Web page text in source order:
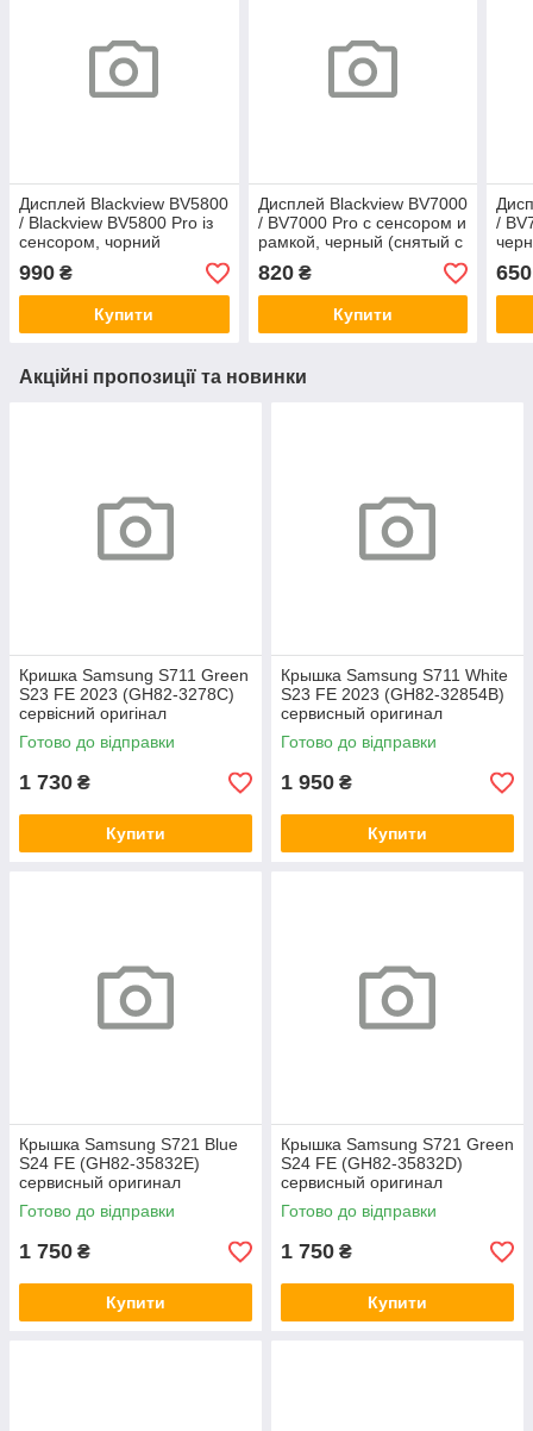
Дисплей Blackview BV5800
/ Blackview BV5800 Pro із
сенсором, чорний
(оригінальні комплектуючі)
990 ₴
Купити
Дисплей Blackview BV7000
/ BV7000 Pro с сенсором и
рамкой, черный (снятый с
820₴
Купити
/
650
Акційні пропозиції та новинки
Кришка Samsung S711 Green
S23 FE 2023 (GH82-3278C)
сервісний оригінал
Готово до відправки
1 730 ₴
Купити
Крышка Samsung S711 White
S23 FE 2023 (GH82-32854B)
сервисный оригинал
Готово до відправки
1 950 ₴
Купити
Крышка Samsung S721 Blue
S24 FE (GH82-35832E)
сервисный оригинал
Готово до відправки
1 750 ₴
Купити
Крышка Samsung S721 Green
S24 FE (GH82-35832D)
сервисный оригинал
Готово до відправки
1 750 ₴
Купити